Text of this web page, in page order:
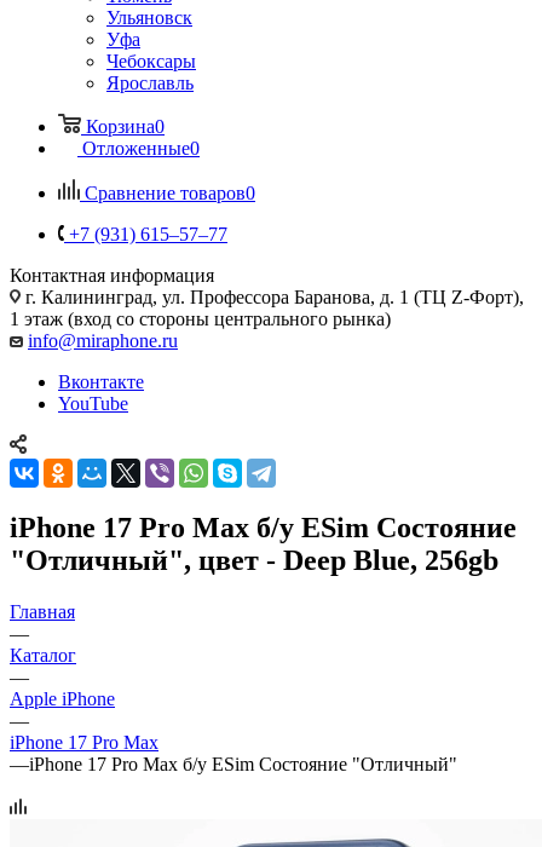
Ульяновск
Уфа
Чебоксары
Ярославль
Корзина0
Отложенные0
Сравнение товаров0
+7 (931) 615‒57‒77
Контактная информация
г. Калининград, ул. Профессора Баранова, д. 1 (ТЦ Z-Форт),
1 этаж (вход со стороны центрального рынка)
info@miraphone.ru
Вконтакте
YouTube
iPhone 17 Pro Max б/у ESim Состояние
"Отличный", цвет - Deep Blue, 256gb
Главная
—
Каталог
—
Apple iPhone
—
iPhone 17 Pro Max
—iPhone 17 Pro Max б/у ESim Состояние "Отличный"